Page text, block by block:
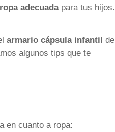
adecuadapara tus hijos.
armario cápsula infantilde
algunos tips que te
en cuanto a ropa: